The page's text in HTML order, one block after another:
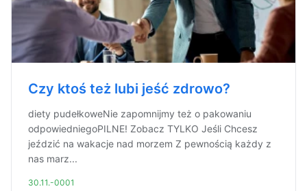
Czy ktoś też lubi jeść zdrowo?
diety pudełkoweNie zapomnijmy też o pakowaniu
odpowiedniegoPILNE! Zobacz TYLKO Jeśli Chcesz
jeździć na wakacje nad morzem Z pewnością każdy z
nas marz...
30.11.-0001